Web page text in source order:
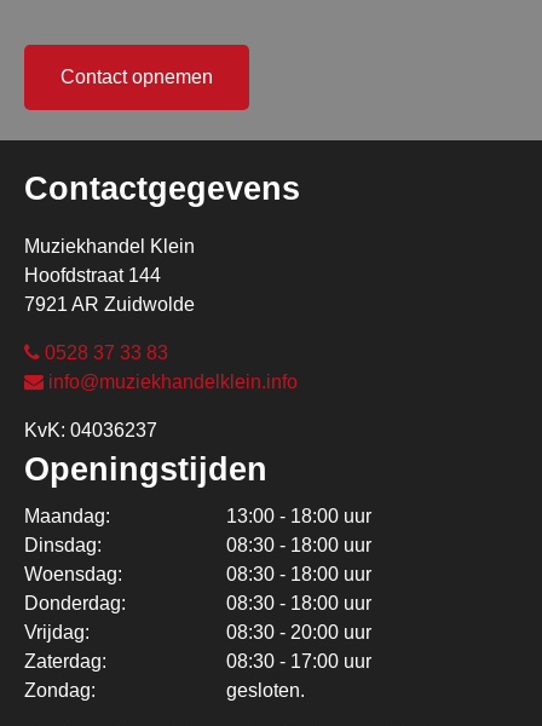
Contact opnemen
Contactgegevens
Muziekhandel Klein
Hoofdstraat 144
7921 AR Zuidwolde
0528 37 33 83
info@muziekhandelklein.info
KvK: 04036237
Openingstijden
Maandag:
13:00 - 18:00 uur
Dinsdag:
08:30 - 18:00 uur
Woensdag:
08:30 - 18:00 uur
Donderdag:
08:30 - 18:00 uur
Vrijdag:
08:30 - 20:00 uur
Zaterdag:
08:30 - 17:00 uur
Zondag:
gesloten.